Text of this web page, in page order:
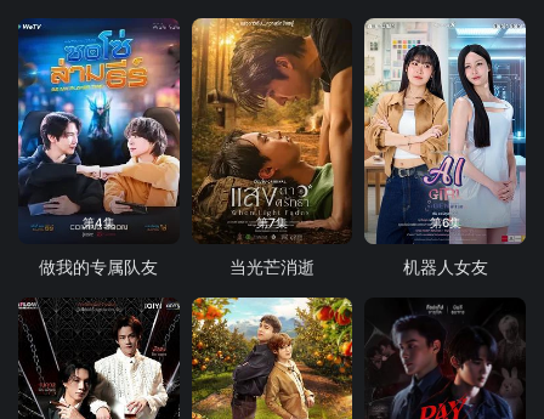
第4集
做我的专属队友
第7集
当光芒消逝
第6集
机器人女友